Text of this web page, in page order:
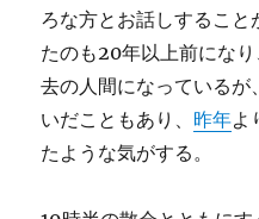
ろな方とお話しすること
たのも20年以上前にな
去の人間になっている
いだこともあり、 昨年よ
たような気がする。